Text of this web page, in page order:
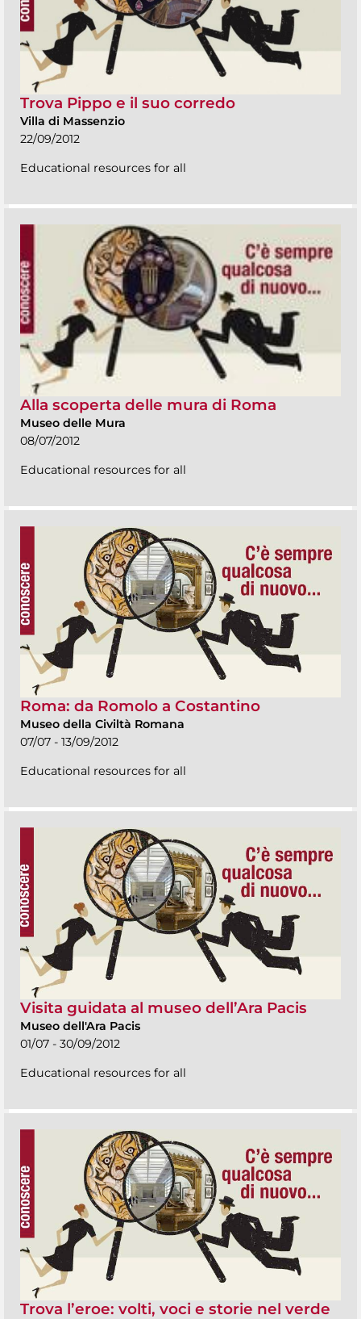
Trova Pippo e il suo corredo
Villa di Massenzio
22/09/2012
Educational resources for all
Alla scoperta delle mura di Roma
Museo delle Mura
08/07/2012
Educational resources for all
Roma: da Romolo a Costantino
Museo della Civiltà Romana
07/07 - 13/09/2012
Educational resources for all
Visita guidata al museo dell’Ara Pacis
Museo dell'Ara Pacis
01/07 - 30/09/2012
Educational resources for all
Trova l’eroe: volti, voci e storie nel verde